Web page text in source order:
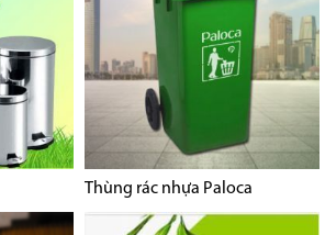
Thùng rác nhựa Paloca